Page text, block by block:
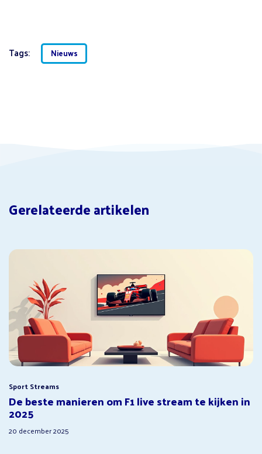
Tags: Nieuws
Gerelateerde artikelen
Sport Streams
De beste manieren om F1 live stream te kijken in
2025
20 december 2025